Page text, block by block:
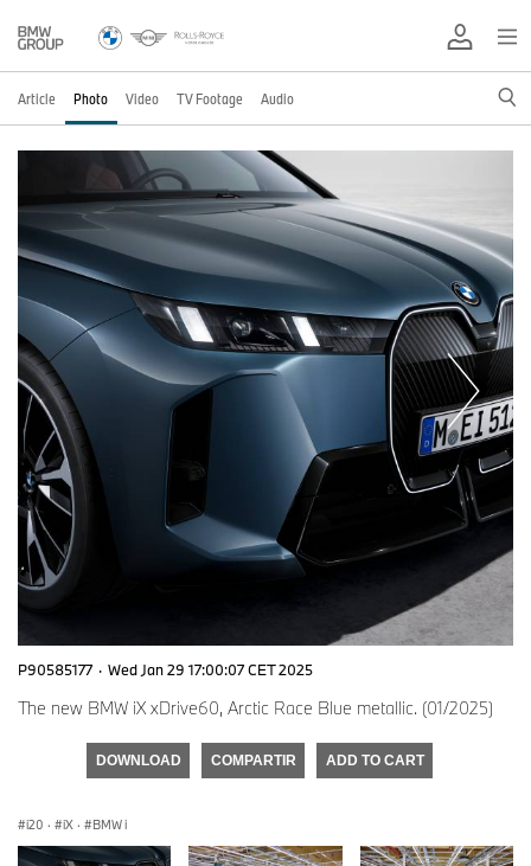
Article Photo Video TV Footage Audio
P90585177 · Wed Jan 29 17:00:07 CET 2025
The new BMW iX xDrive60, Arctic Race Blue metallic. (01/2025)
DOWNLOAD COMPARTIR ADD TO CART
i20 · iX · BMW i